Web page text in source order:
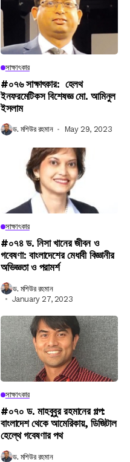
সাক্ষাৎকার
#০৭৬ সাক্ষাৎকার: হেলথ
ইনফরমেটিকস বিশেষজ্ঞ মো. আমিনুল
ইসলাম
ড. মশিউর রহমান May 29, 2023
সাক্ষাৎকার
#০৭৪ ড. নিসা খানের জীবন ও
গবেষণা: বাংলাদেশের মেধাবী বিজ্ঞানীর
অভিজ্ঞতা ও পরামর্শ
ড. মশিউর রহমান
January 27, 2023
সাক্ষাৎকার
#০৭০ ড. মাহবুবুর রহমানের গল্প:
বাংলাদেশ থেকে আমেরিকায়, ডিজিটাল
হেল্থে গবেষণার পথ
ড. মশিউর রহমান